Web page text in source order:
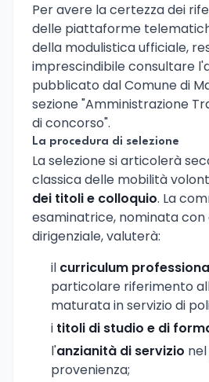
Per avere la certezza dei
delle piattaforme
della modulistica ufficiale,
imprescindibile consultare
pubblicato dal Comune di
sezione "Amministrazione
di concorso".
La procedura di selezione
La selezione si articolerà
classica delle mobilità
dei titoli e colloquio. La
esaminatrice, nominata
dirigenziale, valuterà:
il curriculum
particolare riferimento
maturata in servizio di
i titoli di studio e di
l'anzianità di servizio
provenienza;